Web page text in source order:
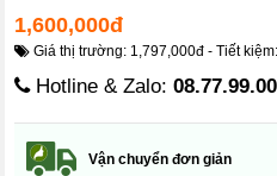
1,600,000đ
Giá thị trường: 1,797,000đ - Tiết
Hotline & Zalo:
Vận chuyển đơn giản